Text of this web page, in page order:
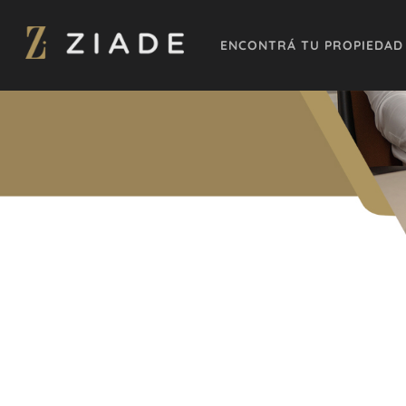
ENCONTRÁ TU PROPIEDAD